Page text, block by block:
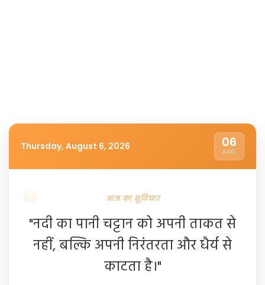
Thursday, August 6, 2026 06
AUG
आज का सुविचार
"नदी का पानी चट्टान को अपनी ताकत से
नहीं, बल्कि अपनी निरंतरता और धैर्य से
काटता है।"